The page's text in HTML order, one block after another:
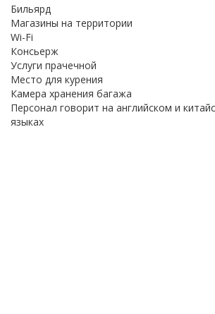
Бильярд
Магазины на территории
Wi-Fi
Консьерж
Услуги прачечной
Место для курения
Камера хранения багажа
Персонал говорит на английском и
языках